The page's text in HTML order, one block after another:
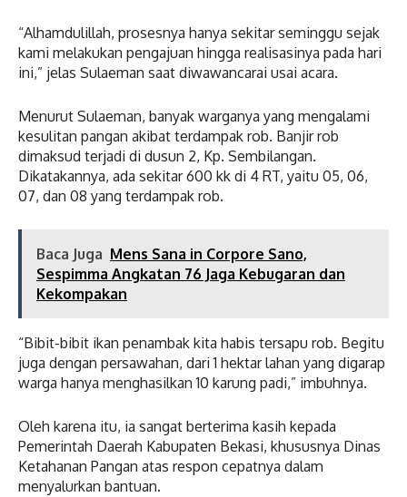
“Alhamdulillah, prosesnya hanya sekitar seminggu sejak
kami melakukan pengajuan hingga realisasinya pada hari
ini,” jelas Sulaeman saat diwawancarai usai acara.
Menurut Sulaeman, banyak warganya yang mengalami
kesulitan pangan akibat terdampak rob. Banjir rob
dimaksud terjadi di dusun 2, Kp. Sembilangan.
Dikatakannya, ada sekitar 600 kk di 4 RT, yaitu 05, 06,
07, dan 08 yang terdampak rob.
Baca Juga Mens Sana in Corpore Sano,
Sespimma Angkatan 76 Jaga Kebugaran dan
Kekompakan
“Bibit-bibit ikan penambak kita habis tersapu rob. Begitu
juga dengan persawahan, dari 1 hektar lahan yang digarap
warga hanya menghasilkan 10 karung padi,” imbuhnya.
Oleh karena itu, ia sangat berterima kasih kepada
Pemerintah Daerah Kabupaten Bekasi, khususnya Dinas
Ketahanan Pangan atas respon cepatnya dalam
menyalurkan bantuan.